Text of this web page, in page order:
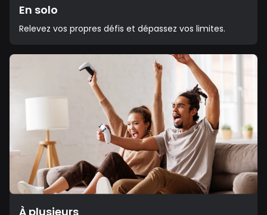
En solo
Relevez vos propres défis et dépassez vos limites.
À plusieurs